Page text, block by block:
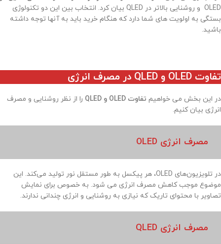
OLED و روشنایی بالاتر در QLED بیان کرد. انتخاب بین این دو تکنولوژی
بستگی به اولویت های شما دارد که هنگام خرید باید به آنها توجه داشته
باشید.
تفاوت OLED و QLED در مصرف انرژی
در این بخش می خواهیم تفاوت OLED و QLED
را از نظر روشنایی و مصرف
انرژی بیان کنیم.
مصرف انرژی OLED
در تلویزیون‌های OLED، هر پیکسل به طور مستقل نور تولید می‌کند. این
موضوع موجب کاهش مصرف انرژی می شود. به خصوص برای نمایش
تصاویر با محتوای تاریک که نیازی به روشنایی و انرژی چندانی ندارند.
مصرف انرژی QLED